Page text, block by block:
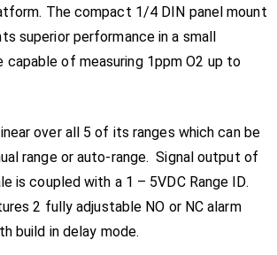
The compact 1/4 DIN panel mount
superior performance in a small
capable of measuring 1ppm O2 up to
over all 5 of its ranges which can be
range or auto-range. Signal output of
is coupled with a 1 – 5VDC Range ID.
2 fully adjustable NO or NC alarm
build in delay mode.